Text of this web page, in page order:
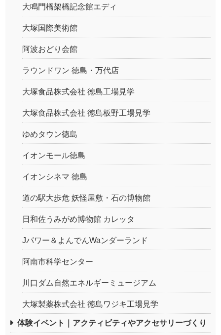
大鳴門橋架橋記念館エディ
大塚国際美術館
阿波おどり会館
ラウンドワン 徳島・万代店
大塚食品株式会社 徳島工場見学
大塚食品株式会社 徳島板野工場見学
ゆめタウン徳島
イオンモール徳島
イオンシネマ 徳島
道の駅大歩危 妖怪屋敷・石の博物館
日和佐うみがめ博物館 カレッタ
Jパワー＆よんでんWaンダーランド
阿南市科学センター
川口ダム自然エネルギーミュージアム
大塚製薬株式会社 徳島ワジキ工場見学
体験イベント｜アクティビティやアクセサリーづくり